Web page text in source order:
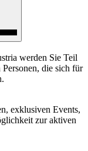
werden Sie Teil
die sich für
exklusiven Events,
zur aktiven